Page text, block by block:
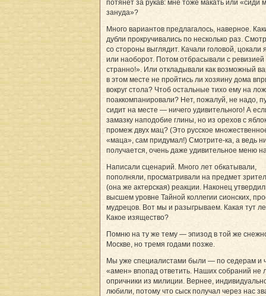
потянет за рукав: мне тоже макать или «сиди
зануда»?
Много вариантов предлагалось, наверное.
дубли прокручивались по несколько раз.
со стороны выглядит. Качали головой, цокали
или наоборот. Потом отбрасывали с ревизией
странно!». Или откладывали как возможный
в этом месте не пройтись ли хозяину дома
вокруг стола? Чтоб остальные тихо ему на
поаккомпанировали? Нет, пожалуй, не надо,
сидит на месте — ничего удивительного! А
замазку наподобие глины, но из орехов с
промеж двух мац? (Это русское
«маца», сам придумал!) Смотрите-ка, а ведь
получается, очень даже удивительное меню
Написали сценарий. Много лет обкатывали,
пополняли, просматривали на предмет
(она же актерская) реакции. Наконец
высшем уровне Тайной коллегии сионских,
мудрецов. Вот мы и разыгрываем. Какая тут
Какое изящество?
Помню на ту же тему — эпизод в той же
Москве, но тремя годами позже.
Мы уже специалистами были — по седерам и
«амен» впопад ответить. Наших собраний не
опричники из милиции. Вернее,
любили, потому что сыск получал через нас